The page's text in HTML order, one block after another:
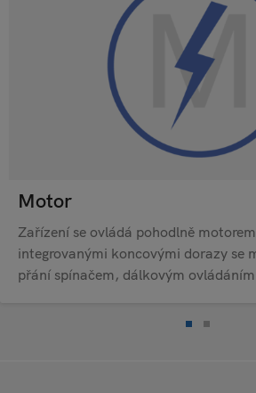
Motor
Zařízení se ovládá pohodlně
integrovanými koncovými dorazy se
přání spínačem, dálkovým